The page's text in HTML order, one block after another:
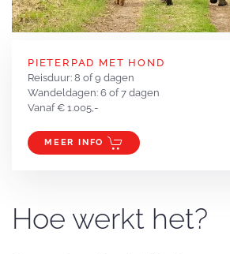
PIETERPAD MET HOND
Reisduur: 8 of 9 dagen
Wandeldagen: 6 of 7 dagen
Vanaf € 1.005,-
MEER INFO
Hoe werkt het?